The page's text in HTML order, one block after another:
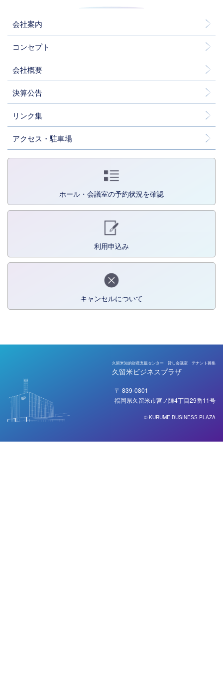
会社案内
コンセプト
会社概要
決算公告
リンク集
アクセス・駐車場
ホール・会議室の予約状況を確認
利用申込み
キャンセルについて
久留米知的財産支援センター 貸し会議室 テナント募集
久留米ビジネスプラザ
〒 839-0801
福岡県久留米市宮ノ陣4丁目29番11号
© KURUME BUSINESS PLAZA